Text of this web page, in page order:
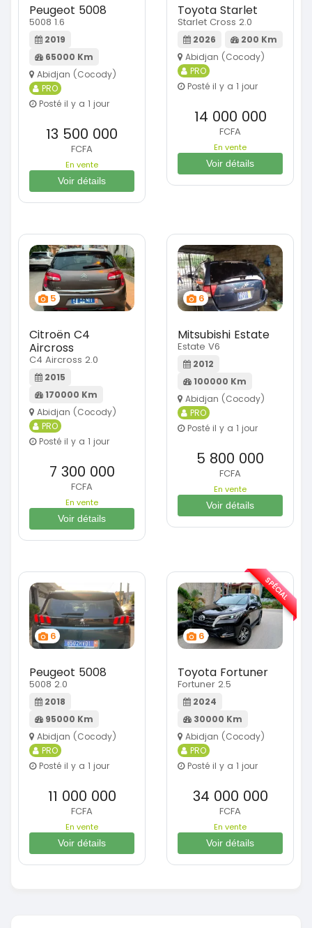
Peugeot 5008
5008 1.6
2019
65000 Km
Abidjan (Cocody)
PRO
Posté il y a 1 jour
13 500 000
FCFA
En vente
Voir détails
Toyota Starlet
Starlet Cross 2.0
2026
200 Km
Abidjan (Cocody)
PRO
Posté il y a 1 jour
14 000 000
FCFA
En vente
Voir détails
5
Citroën C4
Aircross
C4 Aircross 2.0
2015
170000 Km
Abidjan (Cocody)
PRO
Posté il y a 1 jour
7 300 000
FCFA
En vente
Voir détails
6
Mitsubishi Estate
Estate V6
2012
100000 Km
Abidjan (Cocody)
PRO
Posté il y a 1 jour
5 800 000
FCFA
En vente
Voir détails
6
Peugeot 5008
5008 2.0
2018
95000 Km
Abidjan (Cocody)
PRO
Posté il y a 1 jour
11 000 000
FCFA
En vente
Voir détails
6
Toyota Fortuner
Fortuner 2.5
2024
30000 Km
Abidjan (Cocody)
PRO
Posté il y a 1 jour
34 000 000
FCFA
En vente
Voir détails
SPÉCIAL